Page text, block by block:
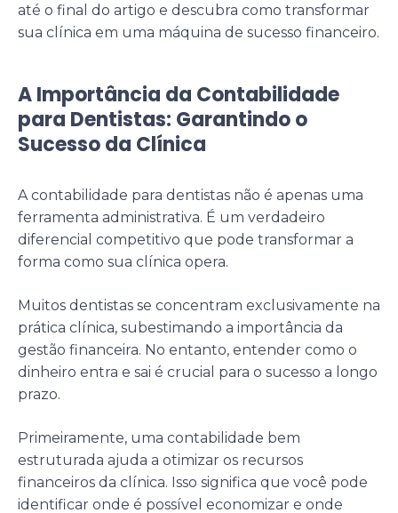
até o final do artigo e descubra como transformar
sua clínica em uma máquina de sucesso financeiro.
A Importância da Contabilidade
para Dentistas: Garantindo o
Sucesso da Clínica
A contabilidade para dentistas não é apenas uma
ferramenta administrativa. É um verdadeiro
diferencial competitivo que pode transformar a
forma como sua clínica opera.
Muitos dentistas se concentram exclusivamente na
prática clínica, subestimando a importância da
gestão financeira. No entanto, entender como o
dinheiro entra e sai é crucial para o sucesso a longo
prazo.
Primeiramente, uma contabilidade bem
estruturada ajuda a otimizar os recursos
financeiros da clínica. Isso significa que você pode
identificar onde é possível economizar e onde